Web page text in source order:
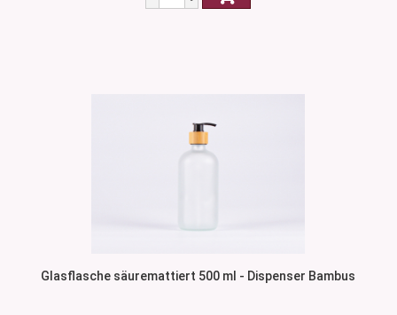
Glasflasche säuremattiert 500 ml - Dispenser Bambus